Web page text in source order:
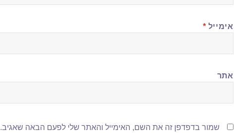
אימייל *
אתר
שמור בדפדפן זה את השם, האימייל והאתר שלי לפעם הבאה שאגיב.